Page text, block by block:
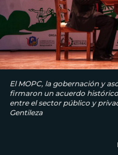
El MOPC, la gobernación y
firmaron un acuerdo
entre el sector público y
Gentileza